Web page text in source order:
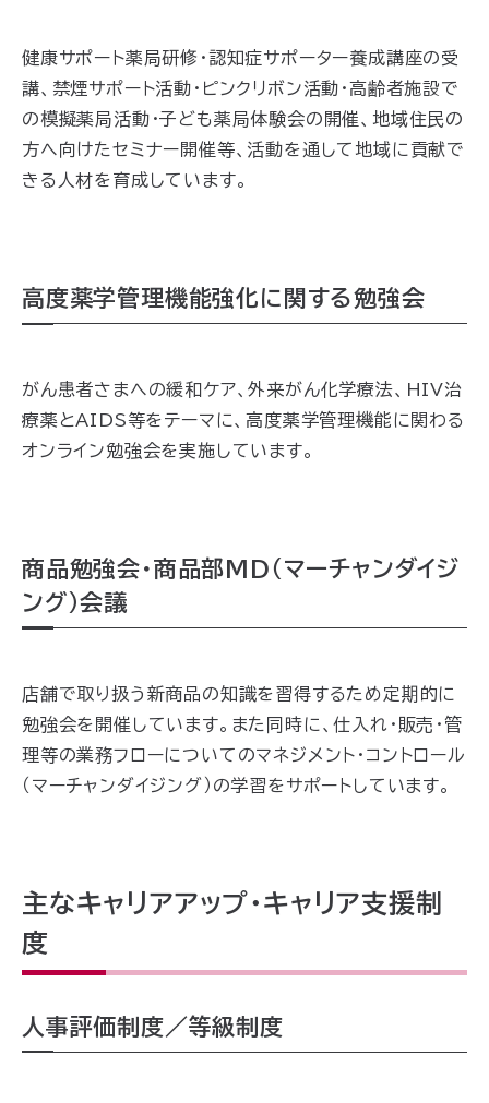
健康サポート薬局研修・認知症サポーター養成講座の受
講、禁煙サポート活動・ピンクリボン活動・高齢者施設で
の模擬薬局活動・子ども薬局体験会の開催、地域住民の
方へ向けたセミナー開催等、活動を通して地域に貢献で
きる人材を育成しています。
高度薬学管理機能強化に関する勉強会
がん患者さまへの緩和ケア、外来がん化学療法、HIV治
療薬とAIDS等をテーマに、高度薬学管理機能に関わる
オンライン勉強会を実施 しています。
商品勉強会・商品部MD（マーチャンダイジ
ング）会議
店舗で取り扱う新商品の知識を習得するため定期的に
勉強会を開催しています。 また同時に、仕入れ・販売・管
理等の業務フローについてのマネジメント・コントロール
（マーチャンダイジング） の学習をサポートしています。
主なキャリアアップ・キャリア支援制
度
人事評価制度／等級制度